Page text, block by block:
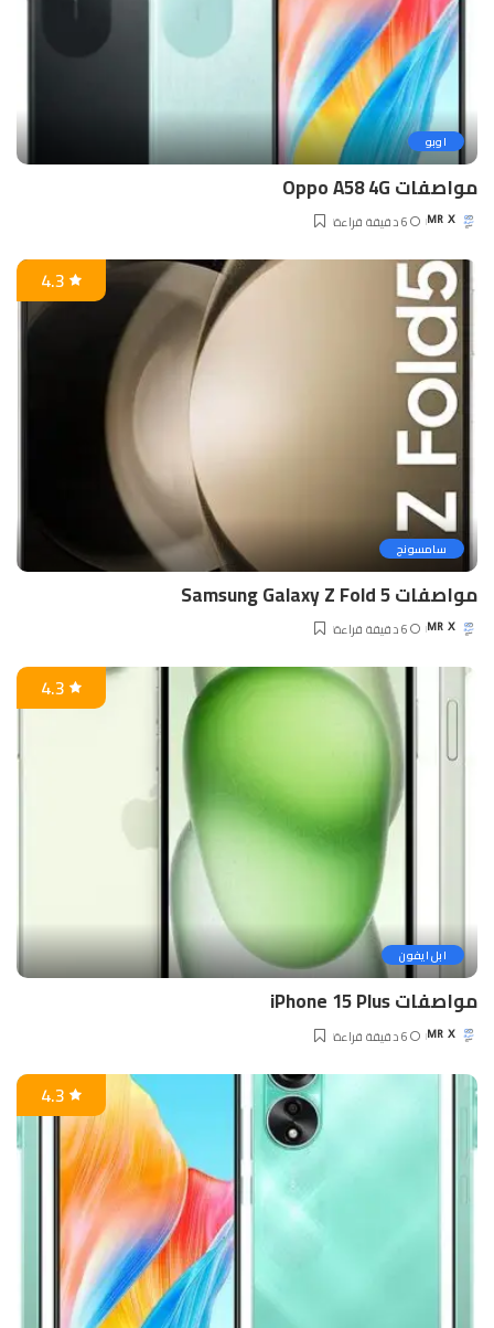
اوبو
مواصفات Oppo A58 4G
Posted
MR X 6 دقيقة قراءة
سامسونج
4.3
مواصفات Samsung Galaxy Z Fold 5
Posted
MR X 6 دقيقة قراءة
ابل ايفون
4.3
مواصفات iPhone 15 Plus
Posted
MR X 6 دقيقة قراءة
4.3